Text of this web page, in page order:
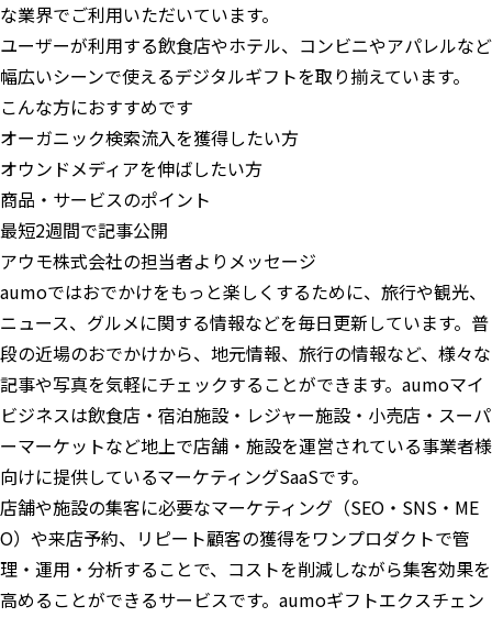
な業界でご利用いただいています。
ユーザーが利用する飲食店やホテル、コンビニやアパレルなど
幅広いシーンで使えるデジタルギフトを取り揃えています。
こんな方におすすめです
オーガニック検索流入を獲得したい方
オウンドメディアを伸ばしたい方
商品・サービスのポイント
最短2週間で記事公開
アウモ株式会社の担当者よりメッセージ
aumoではおでかけをもっと楽しくするために、旅行や観光、
ニュース、グルメに関する情報などを毎日更新しています。普
段の近場のおでかけから、地元情報、旅行の情報など、様々な
記事や写真を気軽にチェックすることができます。aumoマイ
ビジネスは飲食店・宿泊施設・レジャー施設・小売店・スーパ
ーマーケットなど地上で店舗・施設を運営されている事業者様
向けに提供しているマーケティングSaaSです。
店舗や施設の集客に必要なマーケティング（SEO・SNS・ME
O）や来店予約、リピート顧客の獲得をワンプロダクトで管
理・運用・分析することで、コストを削減しながら集客効果を
高めることができるサービスです。aumoギフトエクスチェン